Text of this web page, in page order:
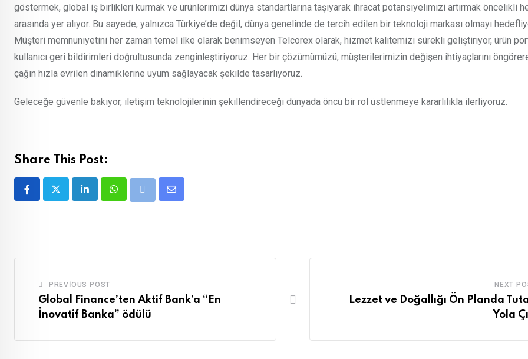
göstermek, global iş birlikleri kurmak ve ürünlerimizi dünya standartlarına taşıyarak ihracat potansiyelimizi artırmak öncelikli
arasında yer alıyor. Bu sayede, yalnızca Türkiye’de değil, dünya genelinde de tercih edilen bir teknoloji markası olmayı
Müşteri memnuniyetini her zaman temel ilke olarak benimseyen Telcorex olarak, hizmet kalitemizi sürekli geliştiriyor, ürün
kullanıcı geri bildirimleri doğrultusunda zenginleştiriyoruz. Her bir çözümümüzü, müşterilerimizin değişen ihtiyaçlarını
çağın hızla evrilen dinamiklerine uyum sağlayacak şekilde tasarlıyoruz.
Geleceğe güvenle bakıyor, iletişim teknolojilerinin şekillendireceği dünyada öncü bir rol üstlenmeye kararlılıkla ilerliyoruz.
Share This Post:
LinkedInWhatsappPrint
Share
PREVIOUS POST
Global Finance’ten Aktif Bank’a “En
İnovatif Banka” ödülü
NEXT
Lezzet ve Doğallığı Ön Planda
Yola